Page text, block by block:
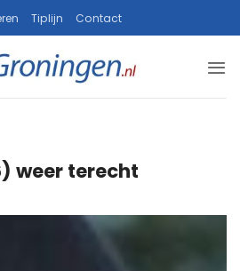
Tiplijn Contact
weer terecht